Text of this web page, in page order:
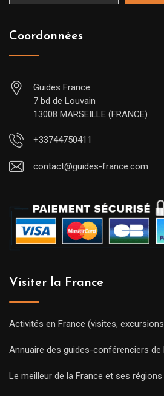
Coordonnées
Guides France
7 bd de Louvain
13008 MARSEILLE (FRANCE)
+33744750411
contact@guides-france.com
Visiter la France
Activités en France (visites,
Annuaire des guides-conférenciers de
Le meilleur de la France et ses régions